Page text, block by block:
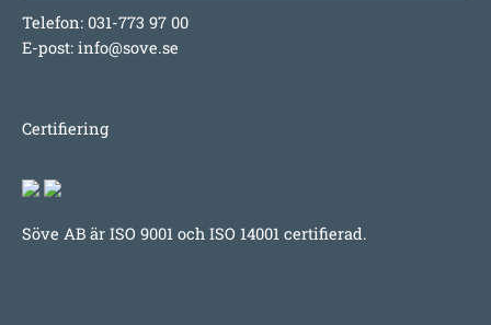
Telefon: 031-773 97 00
E-post: info@sove.se
Certifiering
Söve AB är ISO 9001 och ISO 14001 certifierad.